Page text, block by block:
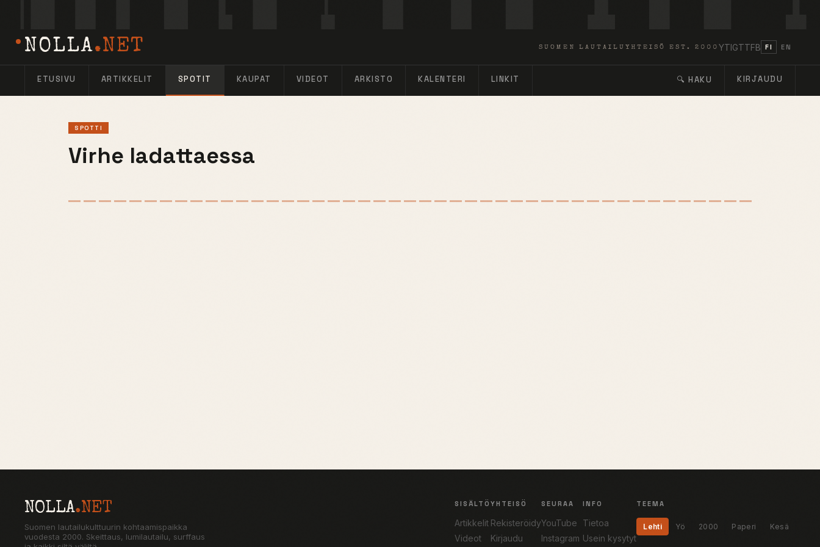
NOLLA.NET SUOMEN LAUTAILUYHTEISÖ EST. 2000 YTIGTTFB FI EN
ETUSIVU ARTIKKELIT SPOTIT KAUPAT VIDEOT ARKISTO KALENTERI LINKIT 🔍 HAKU KIRJAUDU
SPOTTI
Virhe ladattaessa
NOLLA.NET
Suomen lautailukulttuurin kohtaamispaikka
vuodesta 2000. Skeittaus, lumilautailu, surffaus
SISÄLTÖ
Artikkelit
Videot
YHTEISÖ
Rekisteröidy
Kirjaudu
SEURAA
YouTube
Instagram
INFO
Tietoa
Usein kysytyt
TEEMA
Lehti Yö 2000 Paperi Kesä